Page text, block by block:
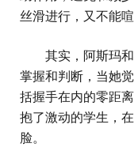
丝滑进行，又不能喧
其实，阿斯玛和
掌握和判断，当她
括握手在内的零距
抱了激动的学生，
脸。